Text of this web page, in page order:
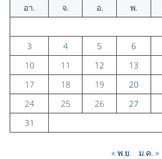
อา.
จ. อ. พ.
3
4 5 6
10
11 12 13
17
18 19 20
24
25 26 27
31
« พ.ย. ม.ค. »